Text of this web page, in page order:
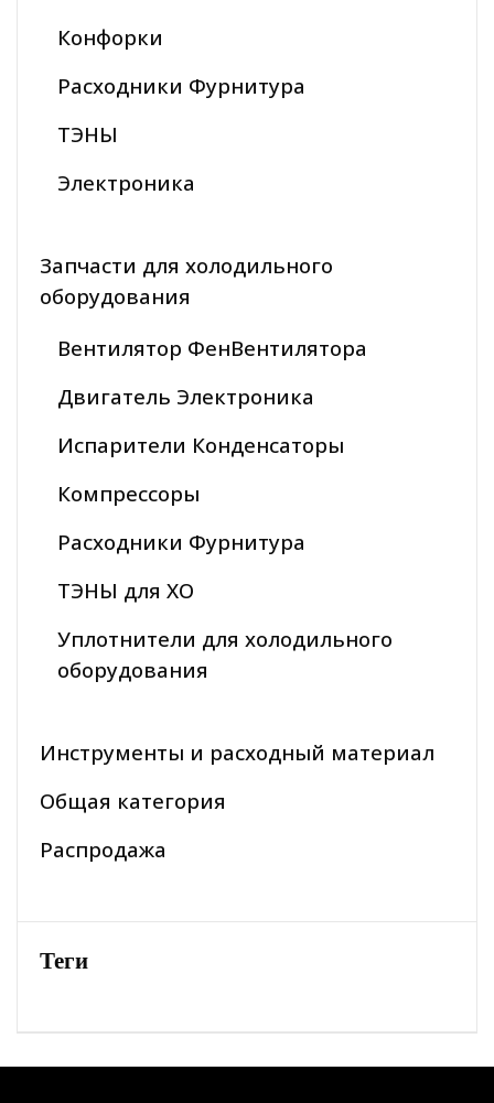
Конфорки
Расходники Фурнитура
ТЭНЫ
Электроника
Запчасти для холодильного
оборудования
Вентилятор ФенВентилятора
Двигатель Электроника
Испарители Конденсаторы
Компрессоры
Расходники Фурнитура
ТЭНЫ для ХО
Уплотнители для холодильного
оборудования
Инструменты и расходный материал
Общая категория
Распродажа
Теги